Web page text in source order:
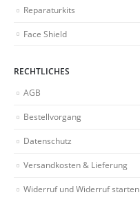
Reparaturkits
Face Shield
RECHTLICHES
AGB
Bestellvorgang
Datenschutz
Versandkosten & Lieferung
Widerruf und Widerruf starten